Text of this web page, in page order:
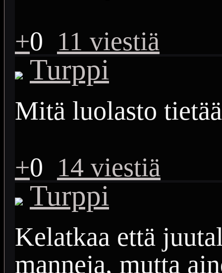
+0 11 viestiä
Turppi
Mitä luolasto
+0 14 viestiä
Turppi
Kelatkaa että
manneja, mutta